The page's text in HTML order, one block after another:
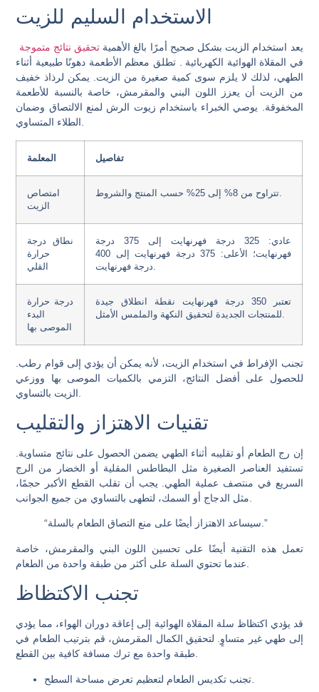
الاستخدام السليم للزيت
يعد استخدام الزيت بشكل صحيح أمرًا بالغ الأهميةتحقيق نتائج متموجة
في المقلاة الهوائية الكهربائية . تطلق معظم الأطعمة دهونًا طبيعية أثناء
الطهي، لذلك لا يلزم سوى كمية صغيرة من الزيت. يمكن لرذاذ خفيف
من الزيت أن يعزز اللون البني والمقرمش، خاصة بالنسبة للأطعمة
المخفوقة. يوصي الخبراء باستخدام زيوت الرش لمنع الالتصاق وضمان
المعلمة تفاصيل
امتصاص
الزيت
نطاق درجة
حرارة
القلي
عادي: 325 درجة فهرنهايت إلى 375 درجة
فهرنهايت؛ الأعلى: 375 درجة فهرنهايت إلى 400
درجة حرارة
البدء
الموصى بها
تعتبر 350 درجة فهرنهايت نقطة انطلاق جيدة
تجنب الإفراط في استخدام الزيت، لأنه يمكن أن يؤدي إلى قوام رطب.
للحصول على أفضل النتائج، التزمي بالكميات الموصى بها ووزعي
تقنيات الاهتزاز والتقليب
إن رج الطعام أو تقليبه أثناء الطهي يضمن الحصول على نتائج متساوية.
تستفيد العناصر الصغيرة مثل البطاطس المقلية أو الخضار من الرج
السريع في منتصف عملية الطهي. يجب أن تقلب القطع الأكبر حجمًا،
“سيساعد الاهتزاز أيضًا على منع التصاق الطعام بالسلة.”
تعمل هذه التقنية أيضًا على تحسين اللون البني والمقرمش، خاصة
تجنب الاكتظاظ
قد يؤدي اكتظاظ سلة المقلاة الهوائية إلى إعاقة دوران الهواء، مما يؤدي
إلى طهي غير متساوٍ. لتحقيق الكمال المقرمش، قم بترتيب الطعام في